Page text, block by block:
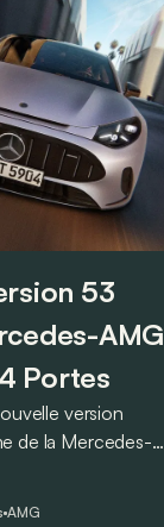
53
AMG
Portes
version
de la Mercedes-
AMG